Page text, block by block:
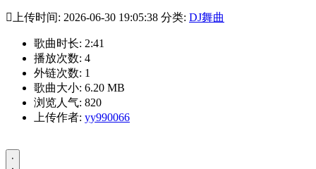
 上传时间: 2026-06-30 19:05:38 分类: DJ舞曲
歌曲时长: 2:41
播放次数: 4
外链次数: 1
歌曲大小: 6.20 MB
浏览人气: 820
上传作者: yy990066